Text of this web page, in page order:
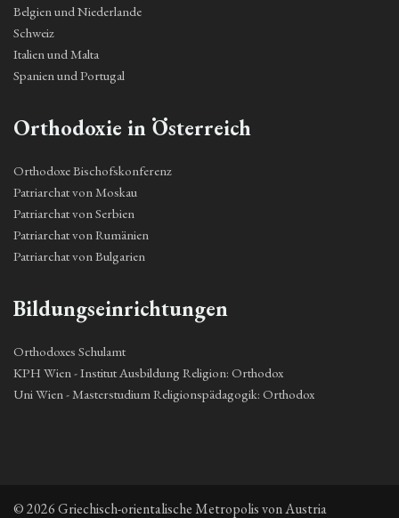
Belgien und Niederlande
Schweiz
Italien und Malta
Spanien und Portugal
Orthodoxie in Österreich
Orthodoxe Bischofskonferenz
Patriarchat von Moskau
Patriarchat von Serbien
Patriarchat von Rumänien
Patriarchat von Bulgarien
Bildungseinrichtungen
Orthodoxes Schulamt
KPH Wien - Institut Ausbildung Religion: Orthodox
Uni Wien - Masterstudium Religionspädagogik: Orthodox
© 2026 Griechisch-orientalische Metropolis von Austria